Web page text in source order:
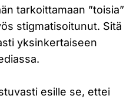
tarkoittamaan ”toisia”
stigmatisoitunut. Sitä
yksinkertaiseen
esille se, ettei